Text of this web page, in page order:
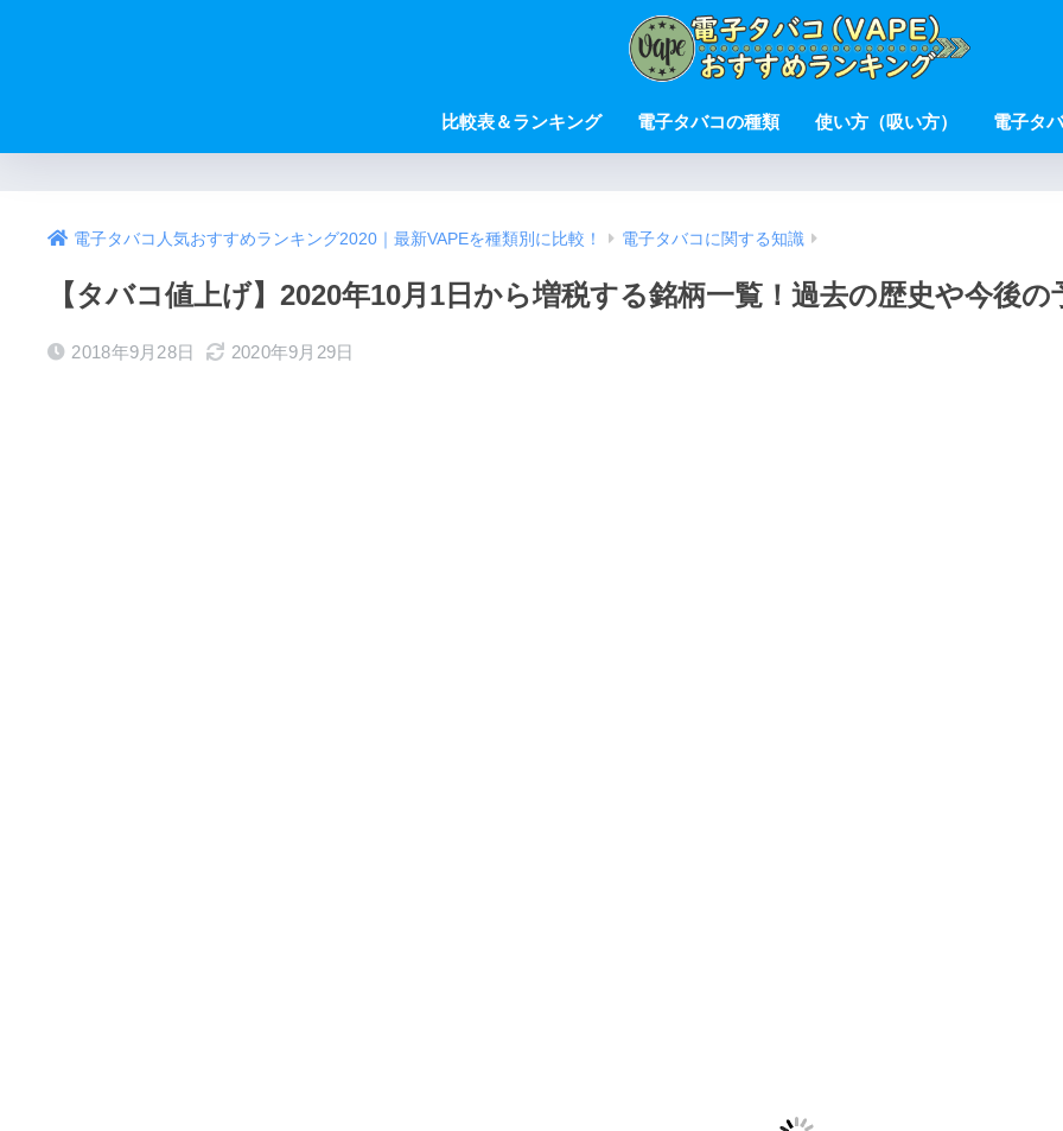
比較表＆ランキング 電子タバコの種類 使い方（吸い方） 電子タ
電子タバコ人気おすすめランキング2020｜最新VAPEを種類別に比較！ 電子タバコに関する知識
【タバコ値上げ】2020年10月1日から増税する銘柄一覧！過去の歴史や今後
2018年9月28日 2020年9月29日